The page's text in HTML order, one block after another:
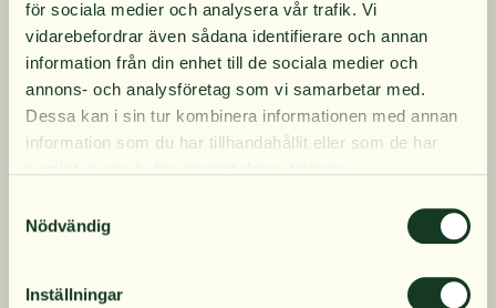
för sociala medier och analysera vår trafik. Vi
vidarebefordrar även sådana identifierare och annan
information från din enhet till de sociala medier och
annons- och analysföretag som vi samarbetar med.
Dessa kan i sin tur kombinera informationen med annan
information som du har tillhandahållit eller som de har
Nödvändig
Inställningar
STHL Kycklingbuljong
10% rabatt på
din första order
våra nyheter.
läs mer här
. Genom att även fylla i telefonnumret